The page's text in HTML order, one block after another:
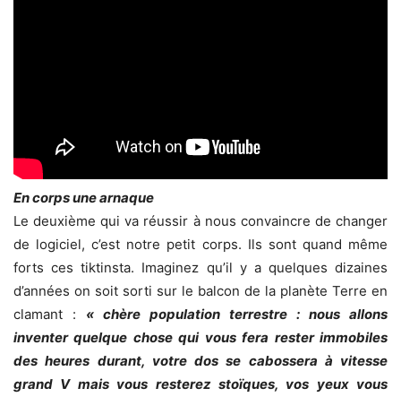
En corps une arnaque
Le deuxième qui va réussir à nous convaincre de changer
de logiciel, c’est notre petit corps. Ils sont quand même
forts ces tiktinsta. Imaginez qu’il y a quelques dizaines
d’années on soit sorti sur le balcon de la planète Terre en
clamant : « chère population terrestre : nous allons
inventer quelque chose qui vous fera rester immobiles
des heures durant, votre dos se cabossera à vitesse
grand V mais vous resterez stoïques, vos yeux vous